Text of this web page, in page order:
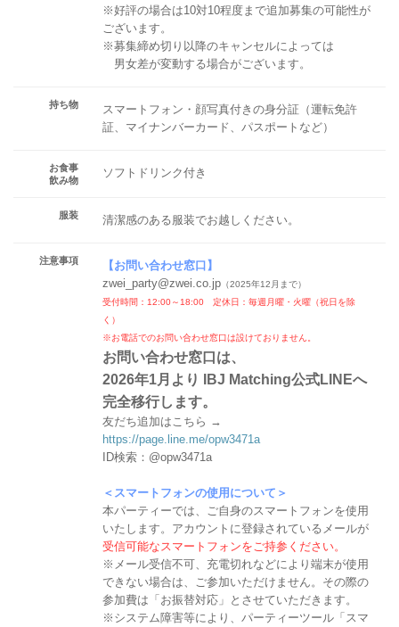
※好評の場合は10対10程度まで追加募集の可能性が
ございます。
※募集締め切り以降のキャンセルによっては
男女差が変動する場合がございます。
持ち物
スマートフォン・顔写真付きの身分証（運転免許
証、マイナンバーカード、パスポートなど）
お食事
飲み物
ソフトドリンク付き
服装 清潔感のある服装でお越しください。
注意事項 【お問い合わせ窓口 】
zwei_party@zwei.co.jp （2025年12月まで）
受付時間：12:00～18:00 定休日：毎週月曜・火曜（祝日を除
く）
※お電話でのお問い合わせ窓口は設けておりません。
お問い合わせ窓口は、
2026年1月より IBJ Matching公式LINEへ
完全移行します。
友だち追加はこちら →
https://page.line.me/opw3471a
ID検索：@opw3471a
＜スマートフォンの使用について＞
本パーティーでは、ご自身のスマートフォンを使用
いたします。アカウントに登録されているメールが
受信可能なスマートフォンをご持参ください。
※メール受信不可、充電切れなどにより端末が使用
できない場合は、ご参加いただけません。その際の
参加費は「お振替対応」とさせていただきます。
※システム障害等により、パーティーツール「スマ